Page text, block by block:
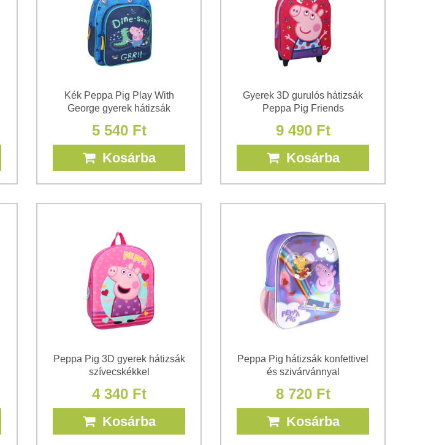
Kék Peppa Pig Play With
George gyerek hátizsák
5 540 Ft
Kosárba
Gyerek 3D gurulós hátizsák
Peppa Pig Friends
9 490 Ft
Kosárba
Peppa Pig 3D gyerek hátizsák
szívecskékkel
4 340 Ft
Kosárba
Peppa Pig hátizsák konfettivel
és szivárvánnyal
8 720 Ft
Kosárba